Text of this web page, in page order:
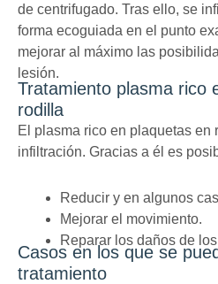
de centrifugado. Tras ello, se
forma ecoguiada en el punto
mejorar al máximo las
lesión.
Tratamiento plasma rico
rodilla
El plasma rico en plaquetas
infiltración. Gracias a él es
Reducir y en algunos
Mejorar el movimiento.
Reparar los daños de
Casos en los que se
tratamiento